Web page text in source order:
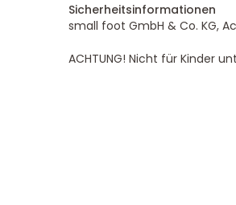
Sicherheitsinformationen
small foot GmbH & Co. KG,
ACHTUNG! Nicht für Kinder